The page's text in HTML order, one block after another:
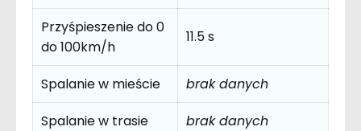
Przyśpieszenie do 0
do 100km/h
11.5 s
Spalanie w mieście
brak danych
Spalanie w trasie
brak danych